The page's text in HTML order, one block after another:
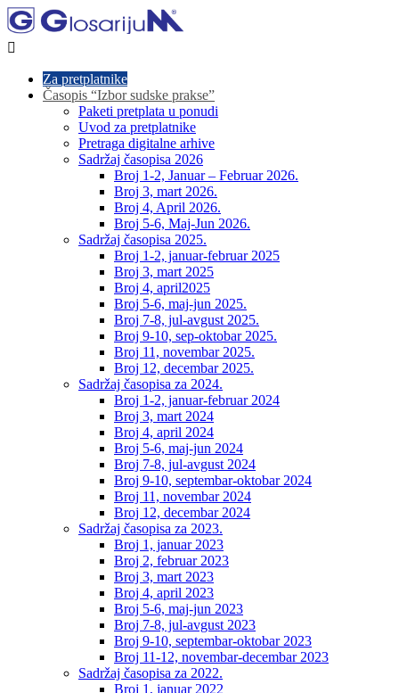

Za pretplatnike
Časopis “Izbor sudske prakse”
Paketi pretplata u ponudi
Uvod za pretplatnike
Pretraga digitalne arhive
Sadržaj časopisa 2026
Broj 1-2, Januar – Februar 2026.
Broj 3, mart 2026.
Broj 4, April 2026.
Broj 5-6, Maj-Jun 2026.
Sadržaj časopisa 2025.
Broj 1-2, januar-februar 2025
Broj 3, mart 2025
Broj 4, april2025
Broj 5-6, maj-jun 2025.
Broj 7-8, jul-avgust 2025.
Broj 9-10, sep-oktobar 2025.
Broj 11, novembar 2025.
Broj 12, decembar 2025.
Sadržaj časopisa za 2024.
Broj 1-2, januar-februar 2024
Broj 3, mart 2024
Broj 4, april 2024
Broj 5-6, maj-jun 2024
Broj 7-8, jul-avgust 2024
Broj 9-10, septembar-oktobar 2024
Broj 11, novembar 2024
Broj 12, decembar 2024
Sadržaj časopisa za 2023.
Broj 1, januar 2023
Broj 2, februar 2023
Broj 3, mart 2023
Broj 4, april 2023
Broj 5-6, maj-jun 2023
Broj 7-8, jul-avgust 2023
Broj 9-10, septembar-oktobar 2023
Broj 11-12, novembar-decembar 2023
Sadržaj časopisa za 2022.
Broj 1, januar 2022